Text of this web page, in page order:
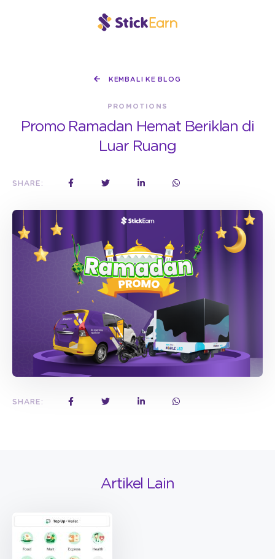
KEMBALI KE BLOG
PROMOTIONS
Promo Ramadan Hemat Beriklan di
Luar Ruang
SHARE:
SHARE:
Artikel Lain